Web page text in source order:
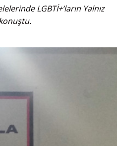
LGBTİ+’ların Yalnız